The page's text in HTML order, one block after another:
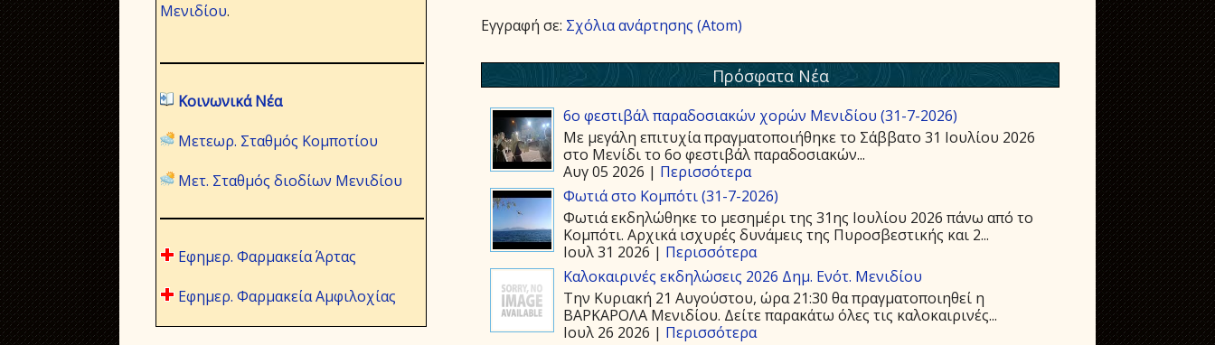
Εγγραφή σε: Σχόλια ανάρτησης (Atom)
Πρόσφατα Νέα
6ο φεστιβάλ παραδοσιακών χορών Μενιδίου (31-7-2026)
Με μεγάλη επιτυχία πραγματοποιήθηκε το Σάββατο 31 Ιουλίου 2026
στο Μενίδι το 6ο φεστιβάλ παραδοσιακών...
Αυγ 05 2026 | Περισσότερα
Φωτιά στο Κομπότι (31-7-2026)
Φωτιά εκδηλώθηκε το μεσημέρι της 31ης Ιουλίου 2026 πάνω από το
Κομπότι. Αρχικά ισχυρές δυνάμεις της Πυροσβεστικής και 2...
Ιουλ 31 2026 | Περισσότερα
Καλοκαιρινές εκδηλώσεις 2026 Δημ. Ενότ. Μενιδίου
Την Κυριακή 21 Αυγούστου, ώρα 21:30 θα πραγματοποιηθεί η
ΒΑΡΚΑΡΟΛΑ Μενιδίου. Δείτε παρακάτω όλες τις καλοκαιρινές...
Ιουλ 26 2026 | Περισσότερα
Μενιδίου.
Κοινωνικά Νέα
Μετεωρ. Σταθμός Κομποτίου
Μετ. Σταθμός διοδίων Μενιδίου
Εφημερ. Φαρμακεία Άρτας
Εφημερ. Φαρμακεία Αμφιλοχίας